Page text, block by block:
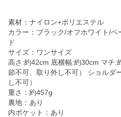
素材：ナイロン+ポリエステル
カラー：ブラック/オフホワイト/
ド
サイズ：ワンサイズ
高さ:約42cm 底横幅:約30cm マチ:
節不可、取り外し不可） ショルダ
し不可）
重さ：約457g
裏地：あり
内ポケット：あり